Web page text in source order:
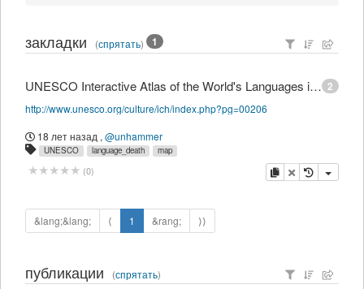
закладки (спрятать) 1
2
UNESCO Interactive Atlas of the World's Languages in Danger
http://www.unesco.org/culture/ich/index.php?pg=00206
18 лет назад , @unhammer
UNESCO language_death map
(0) копировать
удалить
&lang;&lang; ⟨ 1 &rang; ⟩⟩
публикации (спрятать)